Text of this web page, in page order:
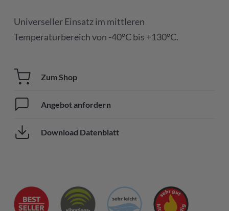
Universeller Einsatz im mittleren
Temperaturbereich von -40°C bis +130°C.
Zum Shop
Angebot anfordern
Download Datenblatt